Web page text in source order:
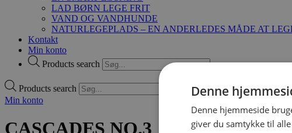
LAD BØRN LEGE FRIT
VAND OG VANDHUNDE
NATURLEGEPLADS – EN ANDERLEDES MÅDE AT
Kontakt
Min konto
Products search
Products search
Min konto
CASCADES NO.3
Denne
Denne hjemmeside
giver du samtykke til